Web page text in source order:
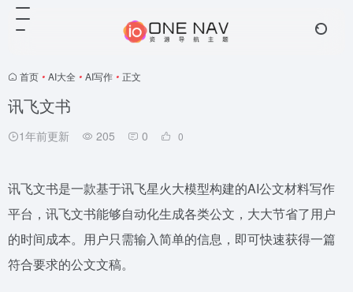
首页 • AI大全 • AI写作 • 正文
讯飞文书
1年前更新 205 0 0
讯飞文书是一款基于讯飞星火大模型构建的AI公文材料写作
平台，讯飞文书能够自动化生成各类公文，大大节省了用户
的时间成本。用户只需输入简单的信息，即可快速获得一篇
符合要求的公文文稿。